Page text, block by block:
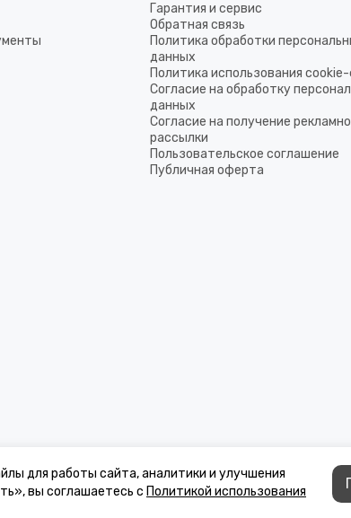
Гарантия и сервис
Обратная связь
Политика обработки
данных
Политика использования
Согласие на обработку
данных
Согласие на получение
рассылки
Пользовательское соглашение
Публичная оферта
и услуг, носит информационный характер и ни при
для работы сайта, аналитики и улучшения
вы соглашаетесь с Политикой использования